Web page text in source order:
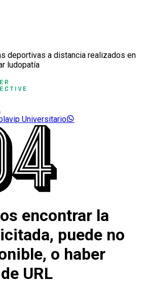
deportivas a distancia realizados en
ludopatía
Universitario
encontrar la
puede no
o haber
URL